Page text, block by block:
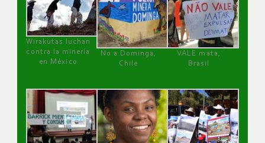
Wirakutas luchan
contra la minería
en México
No a Dominga,
Chile
VALE mata,
Brasil